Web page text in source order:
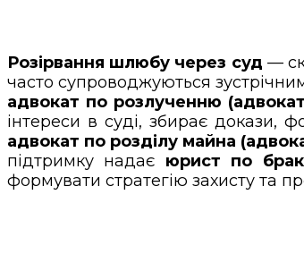
Розірвання шлюбу через суд —
часто супроводжуються
адвокат по розлученню
інтереси в суді, збирає
адвокат по розділу майна
підтримку надає юрист по
формувати стратегію захисту та